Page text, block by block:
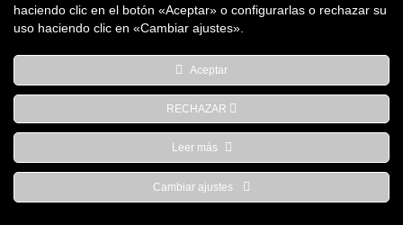
Navarra | T 948 85 73 05 | oficina@warqs.com
Aviso legal| Política de cookies|Protección de datos
haciendo clic en el botón «Aceptar» o configurarlas o rechazar su
uso haciendo clic en «Cambiar ajustes».
Aceptar
RECHAZAR
Leer más
Cambiar ajustes